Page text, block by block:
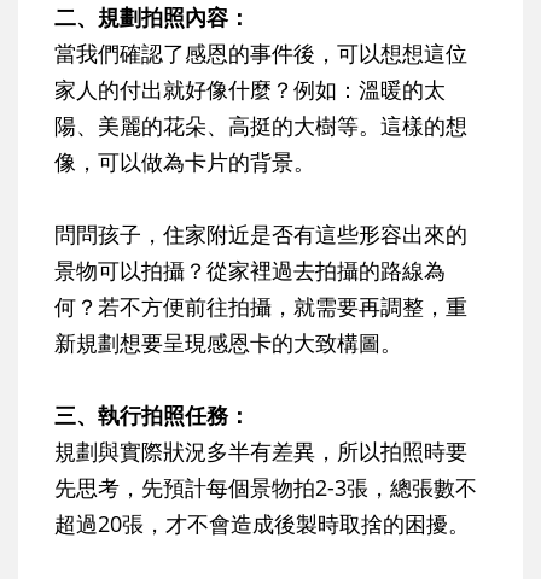
二、規劃拍照內容：
當我們確認了感恩的事件後，可以想想這位
家人的付出就好像什麼？例如：溫暖的太
陽、美麗的花朵、高挺的大樹等。這樣的想
像，可以做為卡片的背景。
問問孩子，住家附近是否有這些形容出來的
景物可以拍攝？從家裡過去拍攝的路線為
何？若不方便前往拍攝，就需要再調整，重
新規劃想要呈現感恩卡的大致構圖。
三、執行拍照任務：
規劃與實際狀況多半有差異，所以拍照時要
先思考，先預計每個景物拍2-3張，總張數不
超過20張，才不會造成後製時取捨的困擾。